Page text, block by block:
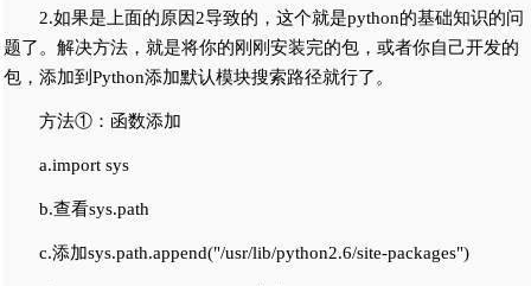
2.如果是上面的原因2导致的，这个就是python的基础知识的问
题了。解决方法，就是将你的刚刚安装完的包，或者你自己开发的
包，添加到Python添加默认模块搜索路径就行了。
方法①：函数添加
a.import sys
b.查看sys.path
c.添加sys.path.append("/usr/lib/python2.6/site-packages")